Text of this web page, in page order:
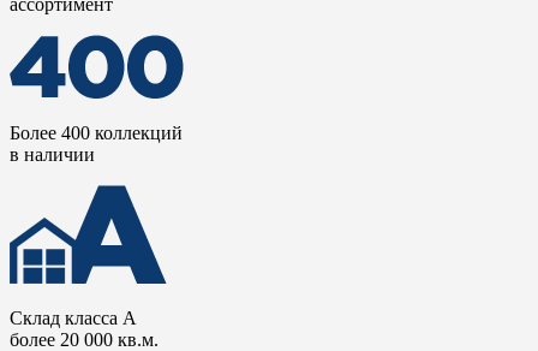
Более 400 коллекций
в наличии
Склад класса А
более 20 000 кв.м.